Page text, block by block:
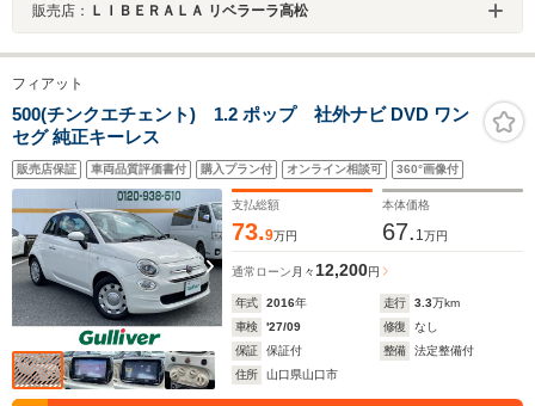
販売店： ＬＩＢＥＲＡＬＡ リベラーラ高松
フィアット
500(チンクエチェント) 1.2 ポップ 社外ナビ DVD ワン
セグ 純正キーレス
販売店保証 車両品質評価書付 購入プラン付 オンライン相談可 360°画像付
支払総額
73.9万円
本体価格
67. 1 万円
通常ローン 月々 12,200円
年式 2016年 走行 3.3万km
車検
'27/09 修復
なし
保証
保証付 整備
法定整備付
住所
山口県山口市